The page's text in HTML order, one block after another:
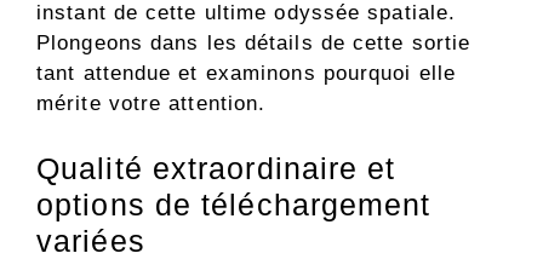
instant de cette ultime odyssée spatiale.
Plongeons dans les détails de cette sortie
tant attendue et examinons pourquoi elle
mérite votre attention.
Qualité extraordinaire et
options de téléchargement
variées